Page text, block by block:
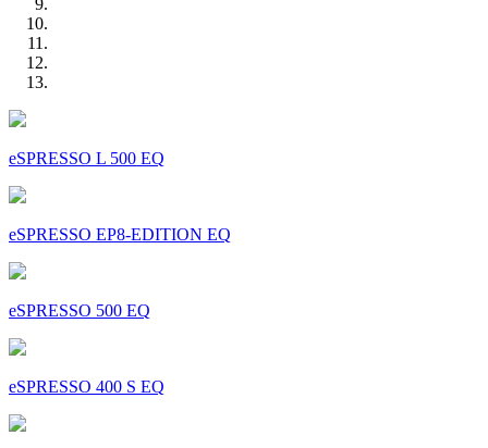
eSPRESSO L 500 EQ
eSPRESSO EP8-EDITION EQ
eSPRESSO 500 EQ
eSPRESSO 400 S EQ